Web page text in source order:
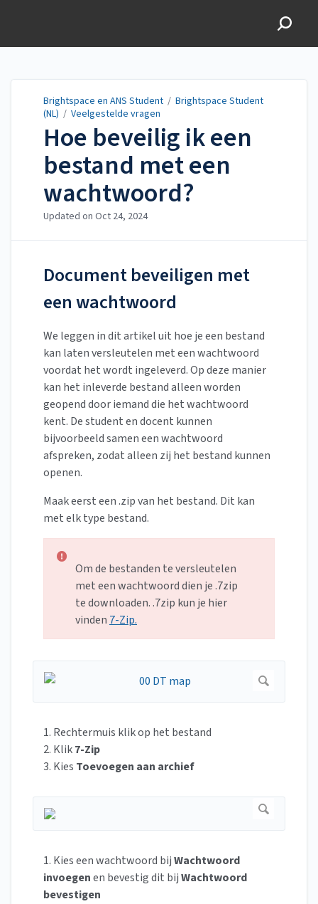
Brightspace en ANS Student / Brightspace Student
(NL) / Veelgestelde vragen
Hoe beveilig ik een
bestand met een
wachtwoord?
Updated on Oct 24, 2024
Document beveiligen met
een wachtwoord
We leggen in dit artikel uit hoe je een bestand
kan laten versleutelen met een wachtwoord
voordat het wordt ingeleverd. Op deze manier
kan het inleverde bestand alleen worden
geopend door iemand die het wachtwoord
kent. De student en docent kunnen
bijvoorbeeld samen een wachtwoord
afspreken, zodat alleen zij het bestand kunnen
openen.
Maak eerst een .zip van het bestand. Dit kan
met elk type bestand.
Om de bestanden te versleutelen
met een wachtwoord dien je .7zip
te downloaden. .7zip kun je hier
vinden 7-Zip.
1. Rechtermuis klik op het bestand
2. Klik7-Zip
3. Kies Toevoegen aan archief
1. Kies een wachtwoord bijWachtwoord
invoegenen bevestig dit bijWachtwoord
bevestigen